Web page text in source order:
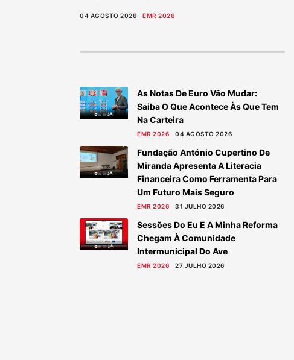
04 AGOSTO 2026 EMR 2026
As Notas De Euro Vão Mudar:
Saiba O Que Acontece Às Que Tem
Na Carteira
EMR 2026 04 AGOSTO 2026
Fundação António Cupertino De
Miranda Apresenta A Literacia
Financeira Como Ferramenta Para
Um Futuro Mais Seguro
EMR 2026 31 JULHO 2026
Sessões Do Eu E A Minha Reforma
Chegam À Comunidade
Intermunicipal Do Ave
EMR 2026 27 JULHO 2026